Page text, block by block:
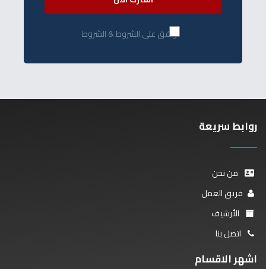
أوافق على الشروط & الشروط
روابط سريعة
من نحن
فريق العمل
الأرشيف
اتصل بنا
اشهر الاقسام